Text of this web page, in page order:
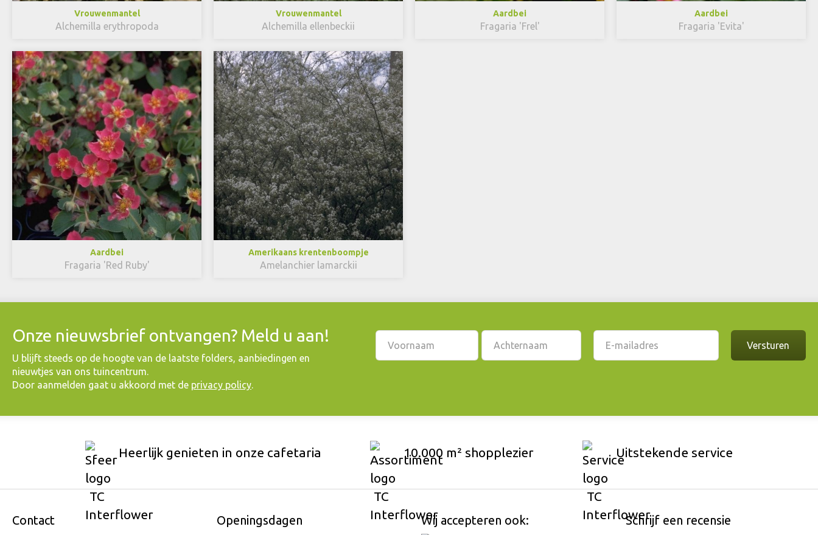
Vrouwenmantel
Alchemilla erythropoda
Vrouwenmantel
Alchemilla ellenbeckii
Aardbei
Fragaria 'Frel'
Aardbei
Fragaria 'Evita'
Aardbei
Fragaria 'Red Ruby'
Amerikaans krentenboompje
Amelanchier lamarckii
Onze nieuwsbrief ontvangen? Meld u aan!
​U blijft steeds op de hoogte van de laatste folders, aanbiedingen en
nieuwtjes van ons tuincentrum.
Door aanmelden gaat u akkoord met de privacy policy.
Heerlijk genieten in onze cafetaria 10.000 m² shopplezier Uitstekende service
Contact Openingsdagen Wij accepteren ook: Schrijf een recensie